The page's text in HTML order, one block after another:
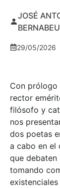
JOSÉ
BERNABEU
29/05/2026
Con prólogo
rector
filósofo y
nos
dos poetas
a cabo en el
que debaten
tomando